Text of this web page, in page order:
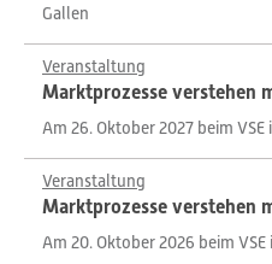
Gallen
Veranstaltung
Marktprozesse verstehen
Am 26. Oktober 2027 beim VSE
Veranstaltung
Marktprozesse verstehen
Am 20. Oktober 2026 beim VSE